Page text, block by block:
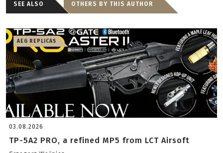
SEE ALSO OTHERS BY THIS AUTHOR
AEG REPLICAS
03.08.2026
TP-5A2 PRO, a refined MP5 from LCT Airsoft